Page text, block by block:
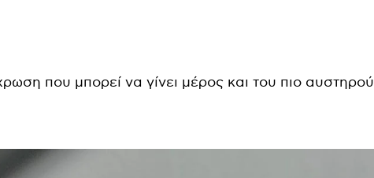
που μπορεί να γίνει μέρος και του πιο αυστηρού